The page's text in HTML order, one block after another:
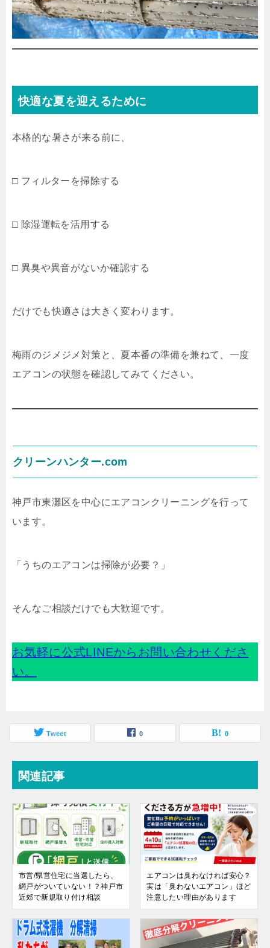
快適な夏を迎えるために
本格的な暑さが来る前に、
□ フィルターを掃除する
□ 除湿運転を活用する
□ 異臭や異音がないか確認する
だけでも快適さは大きく変わります。
梅雨のジメジメ対策と、夏本番の準備を兼ねて、一度
エアコンの状態を確認してみてください。
クリーンハンター.com
神戸市東灘区を中心にエアコンクリーニングを行って
います。
「うちのエアコンは掃除が必要？」
そんなご相談だけでも大歓迎です。
お気軽に公式LINEからお問い合わせくださ
い。
Tweet 0 0
関連記事
市営/県営住宅に当選したら、
網戸がついていない！？神戸市
近郊で新規取り付け相談
エアコンは臭わなければ安心？
実は「臭わないエアコン」ほど
注意したい理由があります